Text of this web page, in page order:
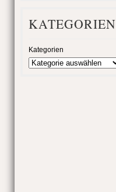
KATEGORIEN
Kategorien